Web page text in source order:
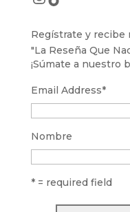
Regístrate y recibe
"La Reseña Que
¡Súmate a nuestro
Email Address*
Nombre
* = required field